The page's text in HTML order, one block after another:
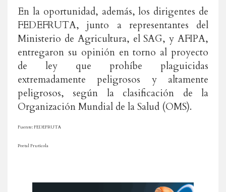
En la oportunidad, además, los dirigentes de
FEDEFRUTA, junto a representantes del
Ministerio de Agricultura, el SAG, y AFIPA,
entregaron su opinión en torno al proyecto
de ley que prohíbe plaguicidas
extremadamente peligrosos y altamente
peligrosos, según la clasificación de la
Organización Mundial de la Salud (OMS).
Fuente: FEDEFRUTA
Portal Frutícola